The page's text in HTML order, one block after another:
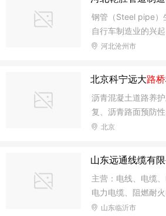
温岭、温州、 嘉兴
溪、乐清、苍南、
江、太姥山、淮安
州、泰兴、宿迁 靖
午到达
钢管（Steel pipe）
自行车制造业的兴
开发、两次世界大
造，化学工业的发
和运输等，都有力
种、产量和质量上
输送流体和粉状固
零件和容器，它还
减 轻重量，节省金
不但可节省钢材、
少
河北沧州市
北京科宁远大路桥
沥青混凝土道路养
复、沥青路面预防
养护修复
北京
山东远通线缆有
主营：电线、电缆
电力电缆、阻燃耐
线电缆、橡胶电缆
山东临沂市